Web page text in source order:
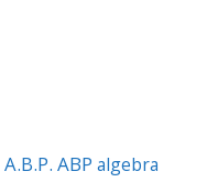
A.B.P. ABP algebra